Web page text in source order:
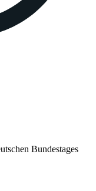
Bundestages